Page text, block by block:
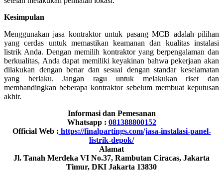
Kesimpulan
Menggunakan jasa kontraktor untuk pasang MCB adalah pilihan
yang cerdas untuk memastikan keamanan dan kualitas instalasi
listrik Anda. Dengan memilih kontraktor yang berpengalaman dan
berkualitas, Anda dapat memiliki keyakinan bahwa pekerjaan akan
dilakukan dengan benar dan sesuai dengan standar keselamatan
yang berlaku. Jangan ragu untuk melakukan riset dan
membandingkan beberapa kontraktor sebelum membuat keputusan
akhir.
Informasi dan Pemesanan
Whatsapp : 081388800152
Official Web : https://finalpartings.com/jasa-instalasi-panel-
listrik-depok/
Alamat
Jl. Tanah Merdeka VI No.37, Rambutan Ciracas, Jakarta
Timur, DKI Jakarta 13830